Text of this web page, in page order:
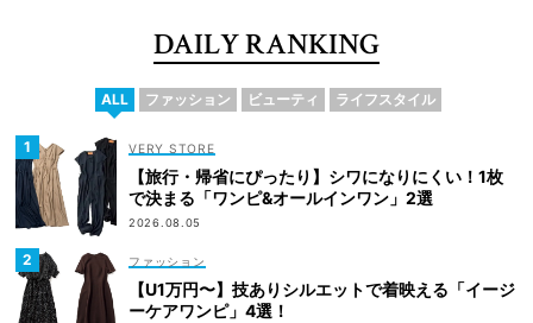
DAILY RANKING
ALL ファッション ビューティ ライフスタイル
VERY STORE
【旅行・帰省にぴったり】シワになりにくい！1枚
で決まる「ワンピ&オールインワン」2選
2026.08.05
ファッション
【U1万円〜】技ありシルエットで着映える「イージ
ーケアワンピ」4選！